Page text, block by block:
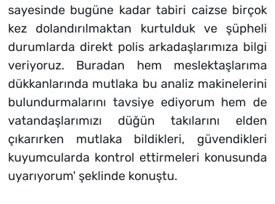
sayesinde bugüne kadar tabiri caizse birçok
kez dolandırılmaktan kurtulduk ve şüpheli
durumlarda direkt polis arkadaşlarımıza bilgi
veriyoruz. Buradan hem meslektaşlarıma
dükkanlarında mutlaka bu analiz makinelerini
bulundurmalarını tavsiye ediyorum hem de
vatandaşlarımızı düğün takılarını elden
çıkarırken mutlaka bildikleri, güvendikleri
kuyumcularda kontrol ettirmeleri konusunda
uyarıyorum' şeklinde konuştu.